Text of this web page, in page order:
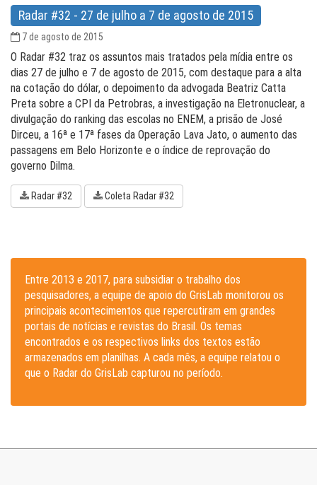
Radar #32 -­ 27 de julho a 7 de agosto de 2015
7 de agosto de 2015
O Radar #32 traz os assuntos mais tratados pela mídia entre os
dias 27 de julho e 7 de agosto de 2015, com destaque para a alta
na cotação do dólar, o depoimento da advogada Beatriz Catta
Preta sobre a CPI da Petrobras, a investigação na Eletronuclear, a
divulgação do ranking das escolas no ENEM, a prisão de José
Dirceu, a 16ª e 17ª fases da Operação Lava Jato, o aumento das
passagens em Belo Horizonte e o índice de reprovação do
governo Dilma.
Radar #32 Coleta Radar #32
Entre 2013 e 2017, para subsidiar o trabalho dos
pesquisadores, a equipe de apoio do GrisLab monitorou os
principais acontecimentos que repercutiram em grandes
portais de notícias e revistas do Brasil. Os temas
encontrados e os respectivos links dos textos estão
armazenados em planilhas. A cada mês, a equipe relatou o
que o Radar do GrisLab capturou no período.